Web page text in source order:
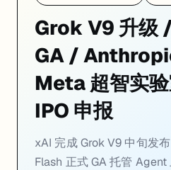
Grok V9 升级
GA /
Meta 超智实
IPO 申报
xAI 完成 Grok V9 中旬发
Flash 正式 GA 托管